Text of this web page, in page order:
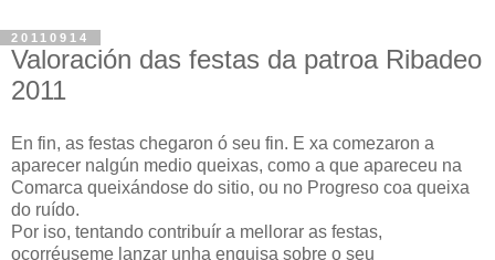
20110914
Valoración das festas da patroa Ribadeo
2011
En fin, as festas chegaron ó seu fin. E xa comezaron a
aparecer nalgún medio queixas, como a que apareceu na
Comarca queixándose do sitio, ou no Progreso coa queixa
do ruído.
Por iso, tentando contribuír a mellorar as festas,
ocorréuseme lanzar unha enquisa sobre o seu